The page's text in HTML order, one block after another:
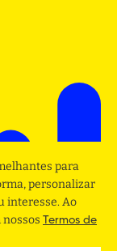
para
personalizar
interesse. Ao
Termos de